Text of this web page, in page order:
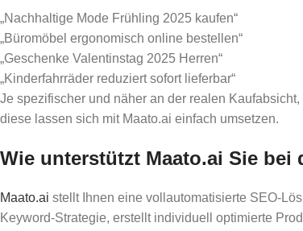
„Nachhaltige Mode Frühling 2025 kaufen“
„Büromöbel ergonomisch online bestellen“
„Geschenke Valentinstag 2025 Herren“
„Kinderfahrräder reduziert sofort lieferbar“
Je spezifischer und näher an der realen
diese lassen sich mit Maato.ai einfach umsetzen.
Wie unterstützt Maato.ai Sie bei
Maato.ai stellt Ihnen eine vollautomatisierte SEO-
Keyword-Strategie, erstellt individuell optimierte